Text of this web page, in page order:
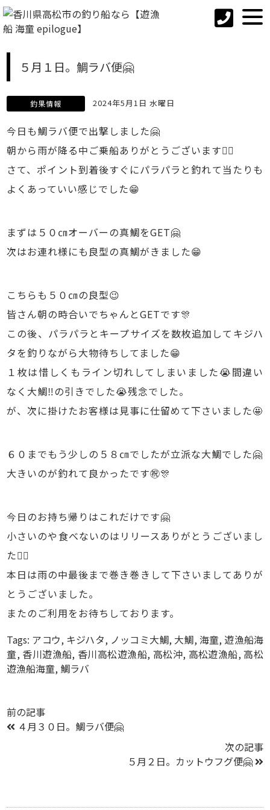
５月１日。鯛ラバ便🤗
釣果情報 2024年5月1日 水曜日
今日も鯛ラバ便で出撃しました🤗
朝から雨が降る中ご乗船ありがとうございます🙇‍♂️
さて、ポイント到着後すぐにパラパラと釣れて当たりも
よくあっていい感じでした😁
まずは５０㎝オーバーの真鯛をGET🤗
次はお連れ様にも良型の真鯛がきました😁
こちらも５０㎝の良型😉
皆さん朝の時合いでちゃんとGETです🎊
この後、パラパラとキープサイズを数枚追加してキジハ
タを釣りながら大物待ちしてました😁
１枚は惜しくもライン切れしてしまいました😭間違い
なく大鯛‼️の引きでした😭残念でした。
が、次に掛けたお客様は見事に仕留めて下さいました🤩
６０までもう少しの５８㎝でしたが立派な大鯛でした🤗
大きいのが釣れて良かったです㊗️🎊
今日のお持ち帰りはこれだけです🤗
小さいのや食べないのはリリースありがとうございまし
た🙇‍♂️
本日は雨の中最後まで巻き巻きして下さいましてありが
とうございました。
またのご利用をお待ちしております。
Tags: アコウ, キジハタ, ノッコミ大鯛, 大鯛,海童, 遊漁船海
童, 香川遊漁船, 香川高松遊漁船, 高松沖, 高松遊漁船,高松
遊漁船海童, 鯛ラバ
前の記事
４月３０日。鯛ラバ便🤗
次の記事
５月２日。カットウフグ便🤗